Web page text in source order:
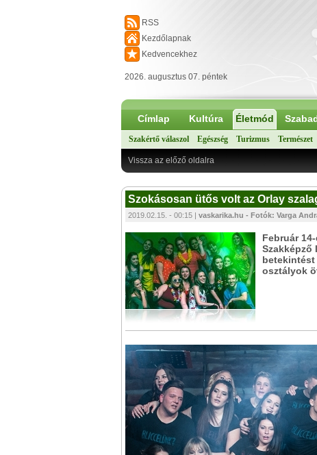
RSS
Kezdőlapnak
Kedvencekhez
2026. augusztus 07. péntek
Címlap Kultúra Életmód
Szakértő válaszol Egészség Turizmus Természet
Vissza az előző oldalra
Szokásosan ütős volt az Orlay
2019.02.15. - 00:15 | vaskarika.hu - Fotók: Varga
Február
Szakképző
osztályok